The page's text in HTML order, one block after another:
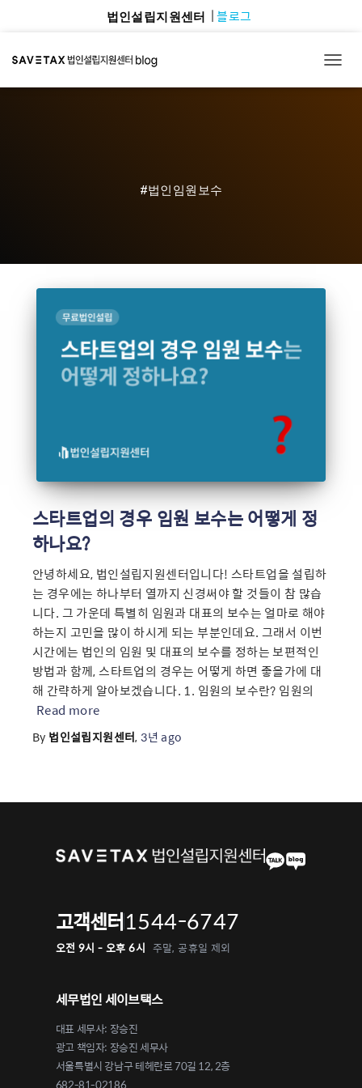
법인설립지원센터 블로그
#법인임원보수
스타트업의 경우 임원 보수는 어떻게 정
하나요?
안녕하세요, 법인설립지원센터입니다! 스타트업을 설립하
는 경우에는 하나부터 열까지 신경써야 할 것들이 참 많습
니다. 그 가운데 특별히 임원과 대표의 보수는 얼마로 해야
하는지 고민을 많이 하시게 되는 부분인데요. 그래서 이번
시간에는 법인의 임원 및 대표의 보수를 정하는 보편적인
방법과 함께, 스타트업의 경우는 어떻게 하면 좋을가에 대
해 간략하게 알아보겠습니다. 1. 임원의 보수란? 임원의
Read more
By 법인설립지원센터,3년 ago
고객센터1544-6747
오전 9시 - 오후 6시 주말, 공휴일 제외
세무법인 세이브택스
대표 세무사: 장승진
광고 책임자: 장승진 세무사
서울특별시 강남구 테헤란로 70길 12, 2층
682-81-02186